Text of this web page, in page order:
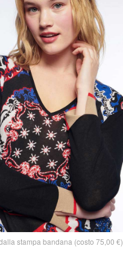
stampa bandana (costo 75,00 €)